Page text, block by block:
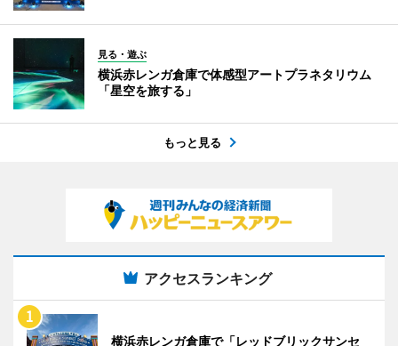
見る・遊ぶ
横浜赤レンガ倉庫で体感型アートプラネタリウム
「星空を旅する」
もっと見る
アクセスランキング
横浜赤レンガ倉庫で「レッドブリックサンセ